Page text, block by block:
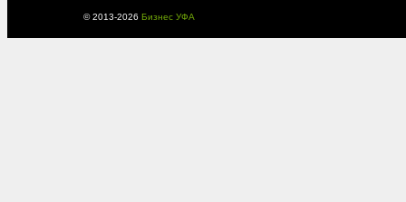
© 2013-2026 Бизнес УФА